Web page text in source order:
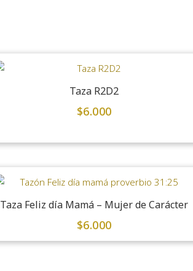
Taza R2D2
$6.000
Taza Feliz día Mamá – Mujer de Carácter
$6.000